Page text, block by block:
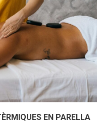
EN PARELLA